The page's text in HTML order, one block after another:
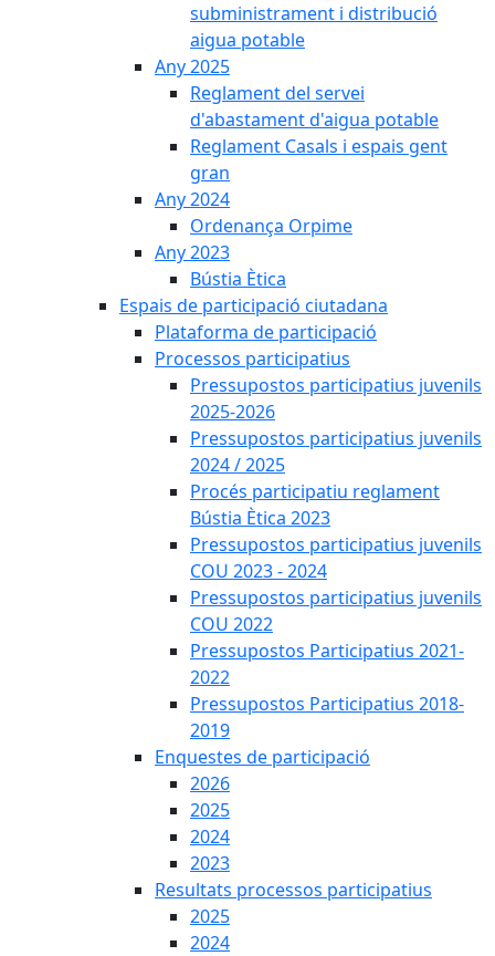
subministrament i distribució
aigua potable
Any 2025
Reglament del servei
d'abastament d'aigua potable
Reglament Casals i espais gent
gran
Any 2024
Ordenança Orpime
Any 2023
Bústia Ètica
Espais de participació ciutadana
Plataforma de participació
Processos participatius
Pressupostos participatius juvenils
2025-2026
Pressupostos participatius juvenils
2024 / 2025
Procés participatiu reglament
Bústia Ètica 2023
Pressupostos participatius juvenils
COU 2023 - 2024
Pressupostos participatius juvenils
COU 2022
Pressupostos Participatius 2021-
2022
Pressupostos Participatius 2018-
2019
Enquestes de participació
2026
2025
2024
2023
Resultats processos participatius
2025
2024